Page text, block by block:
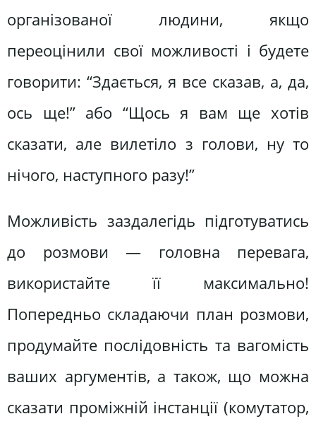
організованої людини, якщо
переоцінили свої можливості і будете
говорити: “Здається, я все сказав, а, да,
ось ще!” або “Щось я вам ще хотів
сказати, але вилетіло з голови, ну то
нічого, наступного разу!”
Можливість заздалегідь підготуватись
до розмови — головна перевага,
використайте її максимально!
Попередньо складаючи план розмови,
продумайте послідовність та вагомість
ваших аргументів, а також, що можна
сказати проміжній інстанції (комутатор,